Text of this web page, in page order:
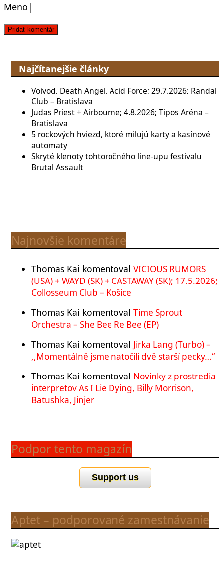
Meno
Najčítanejšie články
Voivod, Death Angel, Acid Force; 29.7.2026; Randal
Club – Bratislava
Judas Priest + Airbourne; 4.8.2026; Tipos Aréna –
Bratislava
5 rockových hviezd, ktoré milujú karty a kasínové
automaty
Skryté klenoty tohtoročného line-upu festivalu
Brutal Assault
Najnovšie komentáre
Thomas Kai komentoval VICIOUS RUMORS
(USA) + WAYD (SK) + CASTAWAY (SK); 17.5.2026;
Collosseum Club – Košice
Thomas Kai komentoval Time Sprout
Orchestra – She Bee Re Bee (EP)
Thomas Kai komentoval Jirka Lang (Turbo) –
,,Momentálně jsme natočili dvě starší pecky…“
Thomas Kai komentoval Novinky z prostredia
interpretov As I Lie Dying, Billy Morrison,
Batushka, Jinjer
Podpor tento magazín
Support us
Aptet – podporované zamestnávanie